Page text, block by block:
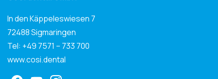
In den Käppeleswiesen 7
72488 Sigmaringen
Tel: +49 7571 – 733 700
www.cosi.dental